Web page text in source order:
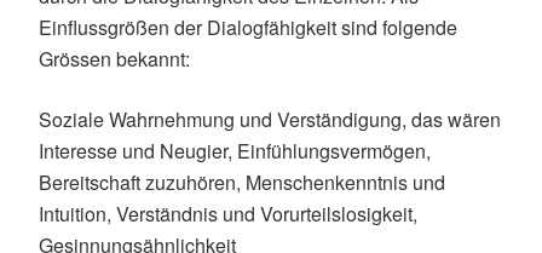
Einflussgrößen der Dialogfähigkeit sind folgende
Grössen bekannt:
Soziale Wahrnehmung und Verständigung, das wären
Interesse und Neugier, Einfühlungsvermögen,
Bereitschaft zuzuhören, Menschenkenntnis und
Intuition, Verständnis und Vorurteilslosigkeit,
Gesinnungsähnlichkeit